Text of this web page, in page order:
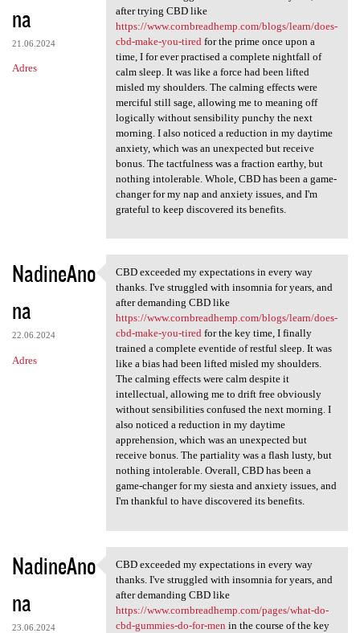
na
21.06.2024
Adres
after trying CBD like
https://www.cornbreadhemp.com/blogs/learn/does-
cbd-make-you-tired for the prime once upon a
time, I for ever practised a complete nightfall of
calm sleep. It was like a force had been lifted
misled my shoulders. The calming effects were
merciful still sage, allowing me to meaning off
logically without sensibility punchy the next
morning. I also noticed a reduction in my daytime
anxiety, which was an unexpected but receive
bonus. The tactfulness was a fraction earthy, but
nothing intolerable. Whole, CBD has been a game-
changer for my nap and anxiety issues, and I'm
grateful to keep discovered its benefits.
NadineAno
na
22.06.2024
Adres
CBD exceeded my expectations
CBD exceeded my expectations in every way
thanks. I've struggled with insomnia for years, and
after demanding CBD like
https://www.cornbreadhemp.com/blogs/learn/does-
cbd-make-you-tiredfor the key time, I finally
trained a complete eventide of restful sleep. It was
like a bias had been lifted misled my shoulders.
The calming effects were calm despite it
intellectual, allowing me to drift free obviously
without sensibilities confused the next morning. I
also noticed a reduction in my daytime
apprehension, which was an unexpected but
receive bonus. The partiality was a flash lusty, but
nothing intolerable. Overall, CBD has been a
game-changer for my siesta and anxiety issues, and
I'm thankful to have discovered its benefits.
NadineAno
na
23.06.2024
CBD exceeded my expectations
CBD exceeded my expectations in every way
thanks. I've struggled with insomnia for years, and
after demanding CBD like
https://www.cornbreadhemp.com/pages/what-do-
cbd-gummies-do-for-men in the course of the key